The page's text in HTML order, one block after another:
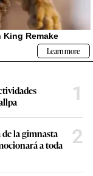
1
de la gimnasta
a toda
2